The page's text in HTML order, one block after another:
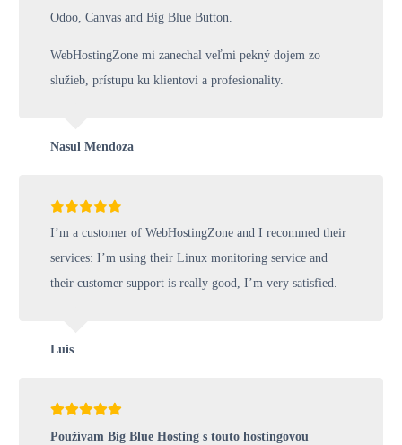
Odoo, Canvas and Big Blue Button.
WebHostingZone mi zanechal veľmi pekný dojem zo
služieb, prístupu ku klientovi a profesionality.
Nasul Mendoza
I’m a customer of WebHostingZone and I recommed their
services: I’m using their Linux monitoring service and
their customer support is really good, I’m very satisfied.
Luis
Používam Big Blue Hosting s touto hostingovou